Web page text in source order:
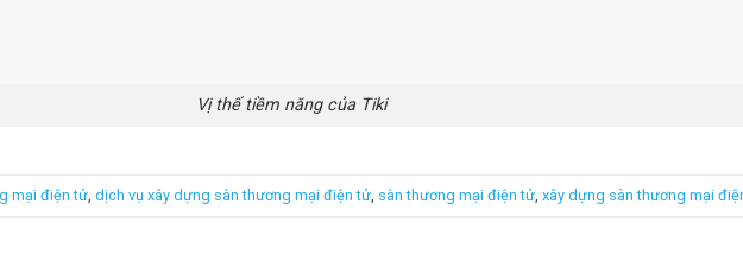
Vị thế tiềm năng của Tiki
mại điện tử dịch vụ xây dựng sàn thương mại điện tử sàn thương mại điện tử xây dựng sàn thương mại